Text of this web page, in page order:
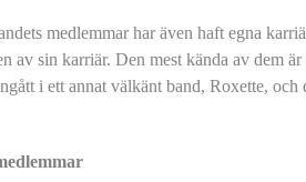
medlemmar har även haft egna
av sin karriär. Den mest kända av dem
i ett annat välkänt band, Roxette,